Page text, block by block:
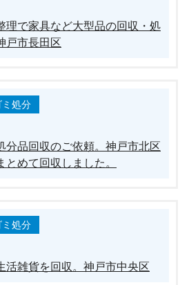
理で家具など大型品の回収・処
戸市長田区
処分
分品回収のご依頼。神戸市北区
めて回収しました。
処分
活雑貨を回収。神戸市中央区